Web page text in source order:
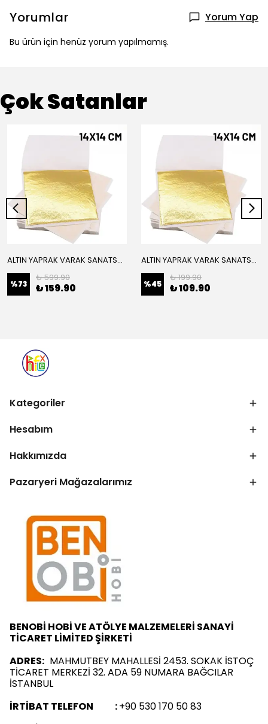
Yorumlar Yorum Yap
Bu ürün için henüz yorum yapılmamış.
Çok Satanlar
ALTIN YAPRAK VARAK SANATSAL BÜYÜK BOY FOLYO EPOKSİ REÇİNE NAİL ART 16 ADET 14X14 CM ALTIN RENK
%73
₺ 599.90
₺ 159.90
ALTIN YAPRAK VARAK SANATSAL BÜYÜK BOY FOLYO EPOKSİ REÇİNE NAİL ART 8 ADET ALTIN RENK 14X14 CM
%45
₺ 199.90
₺ 109.90
Kategoriler
Hesabım
Hakkımızda
Pazaryeri Mağazalarımız
BENOBİ HOBİ VE ATÖLYE MALZEMELERİ SANAYİ
TİCARET LİMİTED ŞİRKETİ
ADRES: MAHMUTBEY MAHALLESİ 2453. SOKAK İSTOÇ
TİCARET MERKEZİ 32. ADA 59 NUMARA BAĞCILAR
İSTANBUL
İRTİBAT TELEFON :+90 530 170 50 83